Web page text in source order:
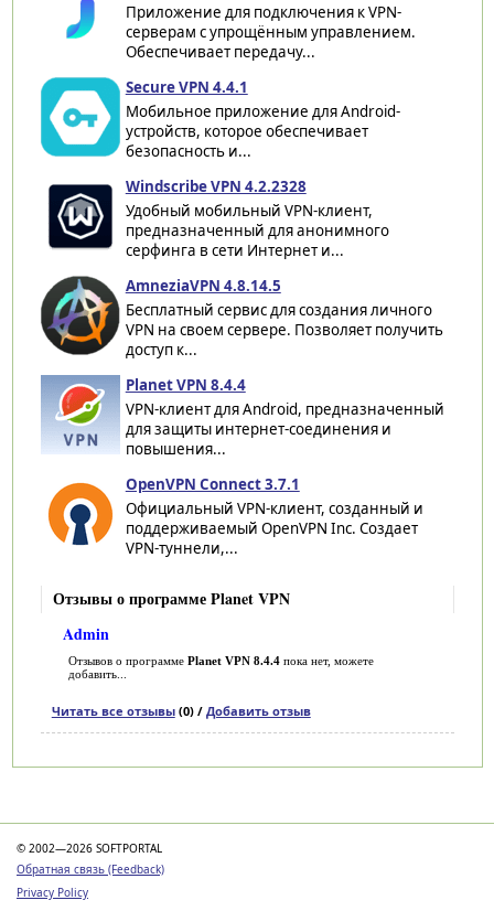
Приложение для подключения к VPN-
серверам с упрощённым управлением.
Обеспечивает передачу...
Secure VPN 4.4.1
Мобильное приложение для Android-
устройств, которое обеспечивает
безопасность и...
Windscribe VPN 4.2.2328
Удобный мобильный VPN-клиент,
предназначенный для анонимного
серфинга в сети Интернет и...
AmneziaVPN 4.8.14.5
Бесплатный сервис для создания личного
VPN на своем сервере. Позволяет получить
доступ к...
Planet VPN 8.4.4
VPN-клиент для Android, предназначенный
для защиты интернет-соединения и
повышения...
OpenVPN Connect 3.7.1
Официальный VPN-клиент, созданный и
поддерживаемый OpenVPN Inc. Создает
VPN-туннели,...
Отзывы о программе Planet VPN
Admin
Отзывов о программе Planet VPN 8.4.4пока нет, можете
добавить...
Читать все отзывы(0) / Добавить отзыв
© 2002—2026 SOFTPORTAL
Обратная связь (Feedback)
Privacy Policy